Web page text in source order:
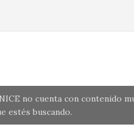
no cuenta con contenido
estés buscando.